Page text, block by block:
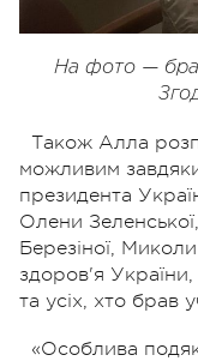
На фото —
Також Алла
можливим
президента
Олени
Березіної,
здоров'я
та усіх, хто брав
«Особлива